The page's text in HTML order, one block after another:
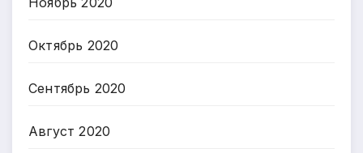
Октябрь 2020
Сентябрь 2020
Август 2020